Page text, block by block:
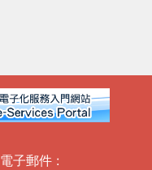
電子郵件 :